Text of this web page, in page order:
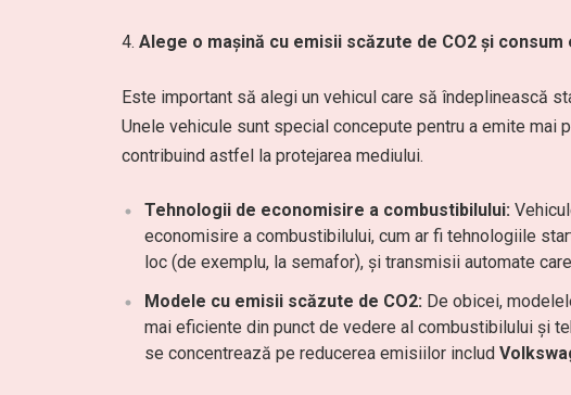
Alege o mașină cu emisii scăzute de CO2 și
Este important să alegi un vehicul care să îndeplinească
Unele vehicule sunt special concepute pentru a emite mai
contribuind astfel la protejarea mediului.
Tehnologii de economisire a combustibilului:
economisire a combustibilului, cum ar fi tehnologiile
loc (de exemplu, la semafor), și transmisii automate
Modele cu emisii scăzute de CO2: De obicei,
mai eficiente din punct de vedere al combustibilului și
se concentrează pe reducerea emisiilor includ